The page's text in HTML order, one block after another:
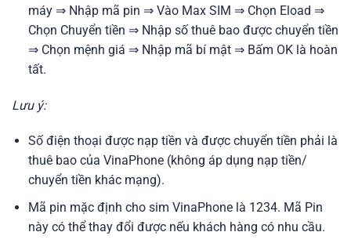
máy ⇒ Nhập mã pin ⇒ Vào Max SIM ⇒ Chọn Eload ⇒
Chọn Chuyển tiền ⇒ Nhập số thuê bao được chuyển tiền
⇒ Chọn mệnh giá ⇒ Nhập mã bí mật ⇒ Bấm OK là hoàn
tất.
Lưu ý:
Số điện thoại được nạp tiền và được chuyển tiền phải là
thuê bao của VinaPhone (không áp dụng nạp tiền/
chuyển tiền khác mạng).
Mã pin mặc định cho sim VinaPhone là 1234. Mã Pin
này có thể thay đổi được nếu khách hàng có nhu cầu.